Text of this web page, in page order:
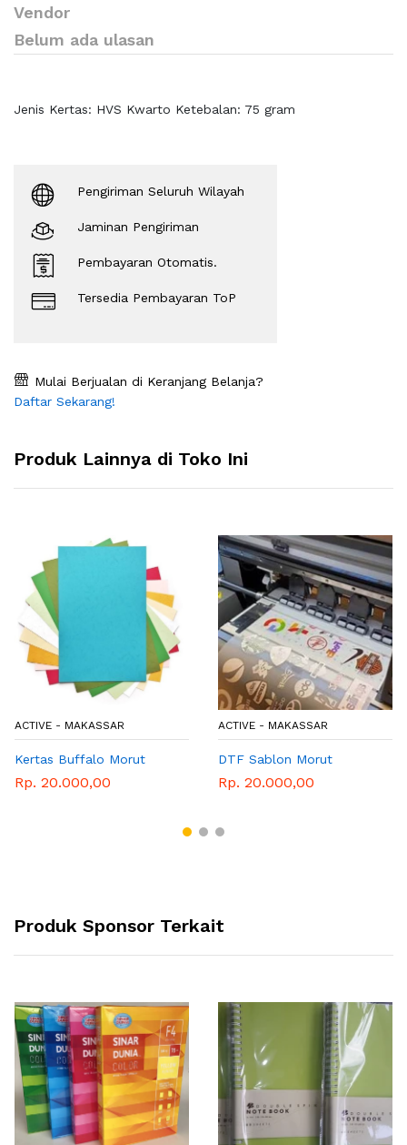
Vendor
Belum ada ulasan
Jenis Kertas: HVS Kwarto Ketebalan: 75 gram
Pengiriman Seluruh Wilayah
Jaminan Pengiriman
Pembayaran Otomatis.
Tersedia Pembayaran ToP
Mulai Berjualan di Keranjang Belanja?
Daftar Sekarang!
Produk Lainnya di Toko Ini
ACTIVE - MAKASSAR
Kertas Buffalo Morut
Rp. 20.000,00
ACTIVE - MAKASSAR
DTF Sablon Morut
Rp. 20.000,00
Produk Sponsor Terkait